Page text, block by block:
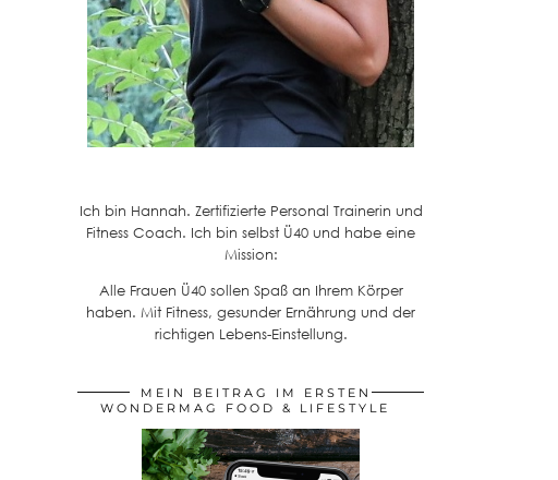
Ich bin Hannah. Zertifizierte Personal Trainerin und
Fitness Coach. Ich bin selbst Ü40 und habe eine
Mission:
Alle Frauen Ü40 sollen Spaß an Ihrem Körper
haben. Mit Fitness, gesunder Ernährung und der
richtigen Lebens-Einstellung.
MEIN BEITRAG IM ERSTEN
WONDERMAG FOOD & LIFESTYLE